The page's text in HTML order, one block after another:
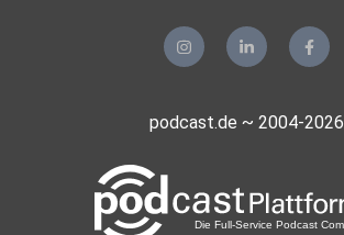
podcast.de ~ 2004-2026